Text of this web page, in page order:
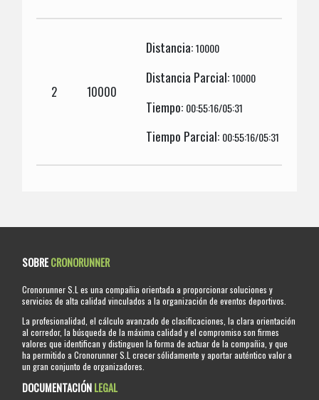
2 10000
Distancia:10000
Distancia Parcial:10000
Tiempo: 00:55:16/05:31
Tiempo Parcial: 00:55:16/05:31
SOBRECRONORUNNER
Cronorunner S.L es una compañia orientada a proporcionar soluciones y
servicios de alta calidad vinculados a la organización de eventos deportivos.
La profesionalidad, el cálculo avanzado de clasificaciones, la clara orientación
al corredor, la búsqueda de la máxima calidad y el compromiso son firmes
valores que identifican y distinguen la forma de actuar de la compañia, y que
ha permitido a Cronorunner S.L crecer sólidamente y aportar auténtico valor a
un gran conjunto de organizadores.
DOCUMENTACIÓNLEGAL